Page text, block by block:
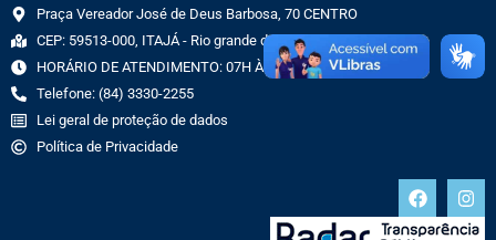
Praça Vereador José de Deus Barbosa, 70 CENTRO
CEP: 59513-000, ITAJÁ - Rio grande do Norte
HORÁRIO DE ATENDIMENTO: 07H ÀS 13H
Telefone: (84) 3330-2255
Lei geral de proteção de dados
Política de Privacidade